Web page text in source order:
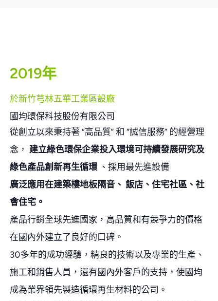
2019年
於新竹芎林五華工業區設廠
國均環保科技股份有限公司
從創立以來秉持著 “高品質” 和 “誠信服務” 的經營理
念， 建立綠色環保企業投入環境可持續發展研究及
綠色產品創新再生循環 、採用最先進設備
廣泛應用在建築樓地板隔音、 飯店、住宅社區、社
會住宅。
產品行銷全球先進國家，高品質和有競爭力的價格
在國內外建立了良好的口碑。
30多年的成功經驗，精良的技術以及專業的生產、
施工和銷售人員，還有國內外客戶的支持，使國均
成為業界領先製造循環再生材料的公司。